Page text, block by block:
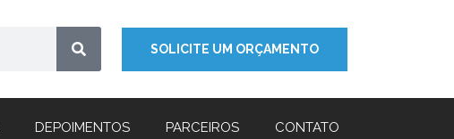
SOLICITE UM ORÇAMENTO
DEPOIMENTOS PARCEIROS CONTATO